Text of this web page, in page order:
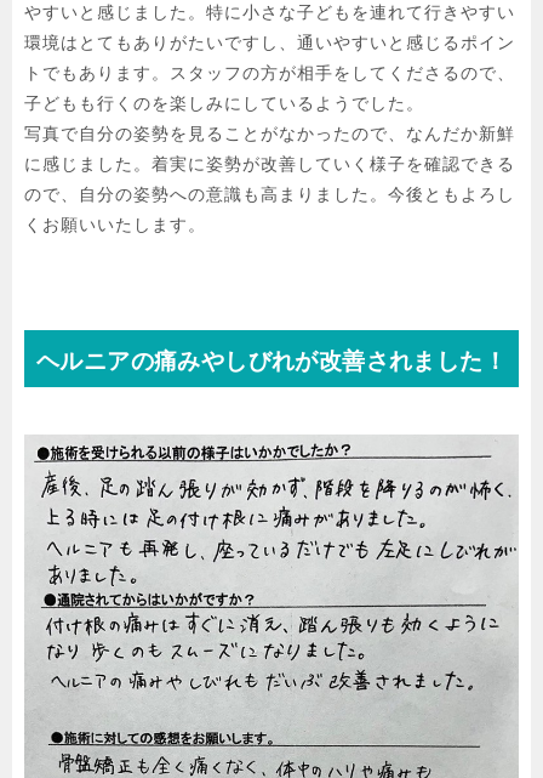
やすいと感じました。特に小さな子どもを連れて行きやすい
環境はとてもありがたいですし、通いやすいと感じるポイン
トでもあります。スタッフの方が相手をしてくださるので、
子どもも行くのを楽しみにしているようでした。
写真で自分の姿勢を見ることがなかったので、なんだか新鮮
に感じました。着実に姿勢が改善していく様子を確認できる
ので、自分の姿勢への意識も高まりました。今後ともよろし
くお願いいたします。
ヘルニアの痛みやしびれが改善されました！